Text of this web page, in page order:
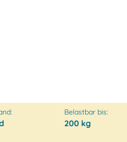
Belastbar bis:
200 kg